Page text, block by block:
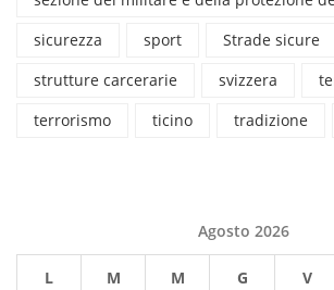
sicurezza
sport Strade sicure
strutture carcerarie
svizzera
terrorismo
ticino tradizione
Agosto 2026
L M M G V